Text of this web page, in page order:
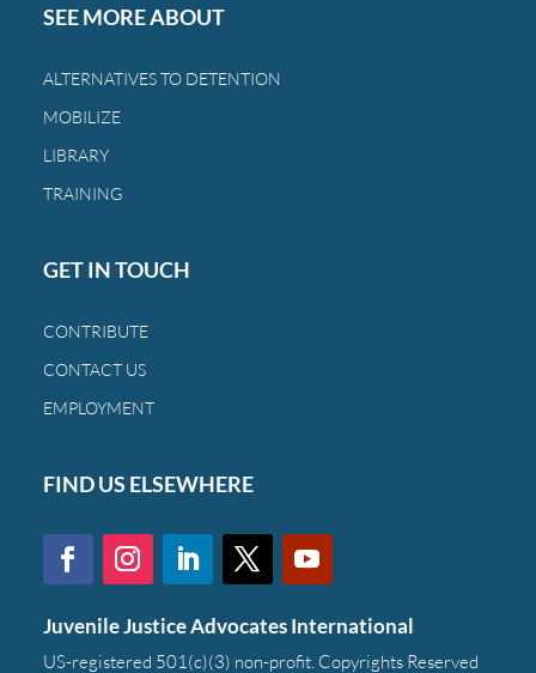
SEE MORE ABOUT
ALTERNATIVES TO DETENTION
MOBILIZE
LIBRARY
TRAINING
GET IN TOUCH
CONTRIBUTE
CONTACT US
EMPLOYMENT
FIND US ELSEWHERE
Juvenile Justice Advocates International
US-registered 501(c)(3) non-profit. Copyrights Reserved